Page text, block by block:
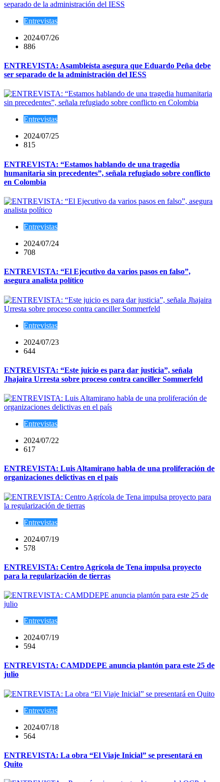
Entrevistas
2024/07/26
886
ENTREVISTA: Asambleísta asegura que Eduardo Peña debe
ser separado de la administración del IESS
Entrevistas
2024/07/25
815
ENTREVISTA: “Estamos hablando de una tragedia
humanitaria sin precedentes”, señala refugiado sobre conflicto
en Colombia
Entrevistas
2024/07/24
708
ENTREVISTA: “El Ejecutivo da varios pasos en falso”,
asegura analista político
Entrevistas
2024/07/23
644
ENTREVISTA: “Este juicio es para dar justicia”, señala
Jhajaira Urresta sobre proceso contra canciller Sommerfeld
Entrevistas
2024/07/22
617
ENTREVISTA: Luis Altamirano habla de una proliferación de
organizaciones delictivas en el país
Entrevistas
2024/07/19
578
ENTREVISTA: Centro Agrícola de Tena impulsa proyecto
para la regularización de tierras
Entrevistas
2024/07/19
594
ENTREVISTA: CAMDDEPE anuncia plantón para este 25 de
julio
Entrevistas
2024/07/18
564
ENTREVISTA: La obra “El Viaje Inicial” se presentará en
Quito